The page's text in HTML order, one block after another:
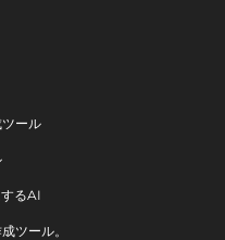
ール
るAI
ツール。